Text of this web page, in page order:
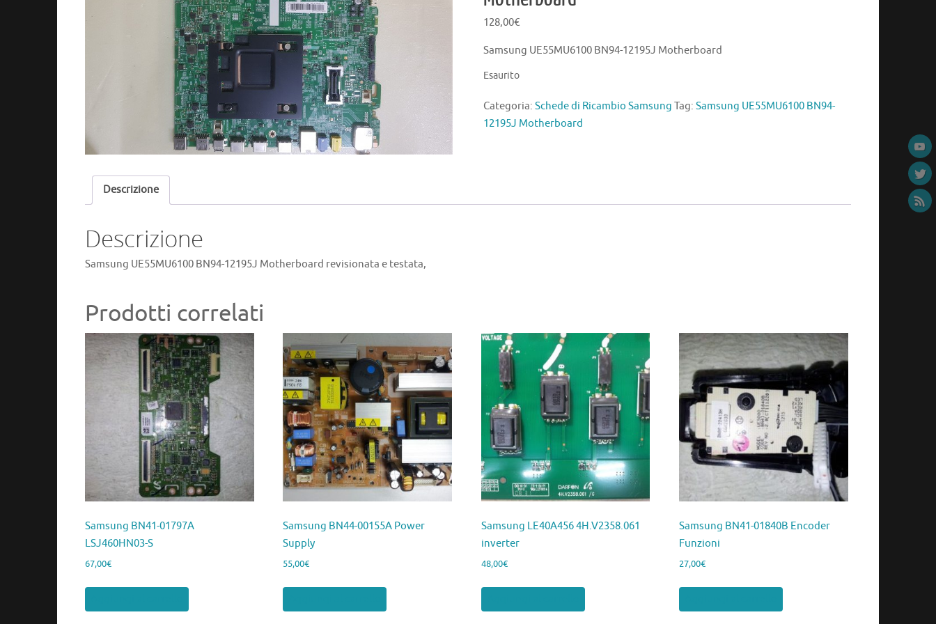
128,00€
Samsung UE55MU6100 BN94-12195J Motherboard
Esaurito
Categoria: Schede di Ricambio Samsung Tag: Samsung UE55MU6100 BN94-
12195J Motherboard
Descrizione
Descrizione
Samsung UE55MU6100 BN94-12195J Motherboard revisionata e testata,
Prodotti correlati
Samsung BN41-01797A
LSJ460HN03-S
67,00€
Samsung BN44-00155A Power
Supply
55,00€
Samsung LE40A456 4H.V2358.061
inverter
48,00€
Samsung BN41-01840B Encoder
Funzioni
27,00€